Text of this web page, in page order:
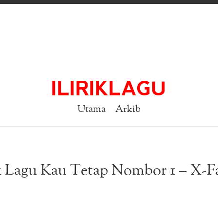
ILIRIKLAGU
Utama Arkib
Kau Tetap Nombor 1 – X-